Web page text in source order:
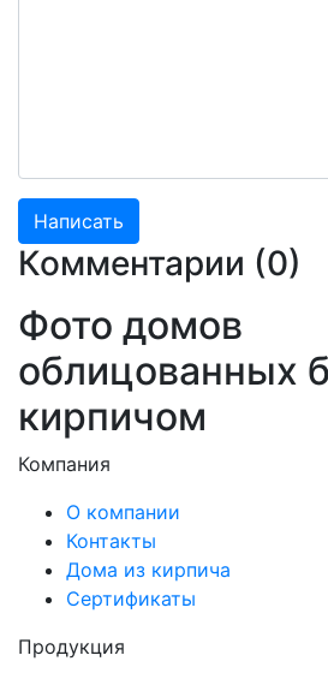
Комментарии (0)
Фото домов
облицованных
кирпичом
Компания
О компании
Контакты
Дома из кирпича
Сертификаты
Продукция